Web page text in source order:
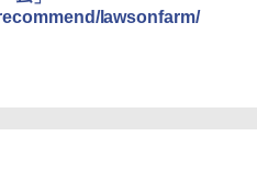
lawsonfarm/